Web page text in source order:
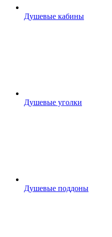
Душевые кабины
Душевые уголки
Душевые поддоны